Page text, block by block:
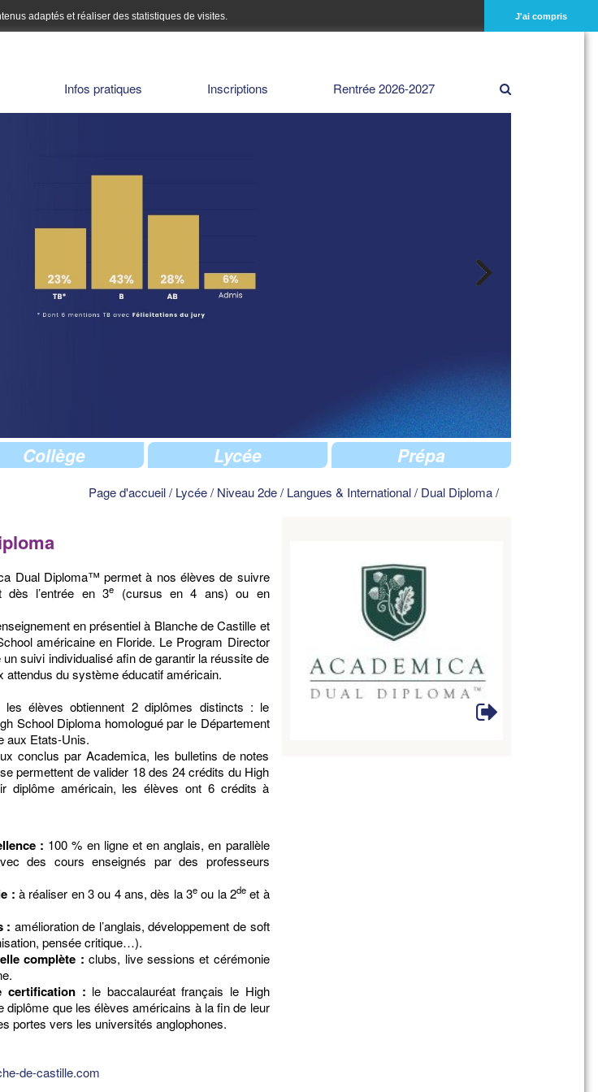
adaptés et réaliser des statistiques de visites. J'ai compris
Infos pratiques Inscriptions Rentrée 2026-2027
Collège Lycée Prépa
Page d'accueil/ Lycée/ Niveau 2de/ Langues & International/ Dual Diploma/
Dual Diploma™ permet à nos élèves de suivre
dès l’entrée en 3e
(cursus en 4 ans) ou en
en présentiel à Blanche de Castille et
américaine en Floride. Le Program Director
suivi individualisé afin de garantir la réussite de
attendus du système éducatif américain.
les élèves obtiennent 2 diplômes distincts : le
School Diploma homologué par le Département
aux Etats-Unis.
conclus par Academica, les bulletins de notes
permettent de valider 18 des 24 crédits du High
diplôme américain, les élèves ont 6 crédits à
: 100 % en ligne et en anglais, en parallèle
des cours enseignés par des professeurs
: à réaliser en 3 ou 4 ans, dès la 3eou la 2deet à
: amélioration de l’anglais, développement de soft
pensée critique…).
complète :clubs, live sessions et cérémonie
certification : le baccalauréat français le High
diplôme que les élèves américains à la fin de leur
portes vers les universités anglophones.
de-castille.com